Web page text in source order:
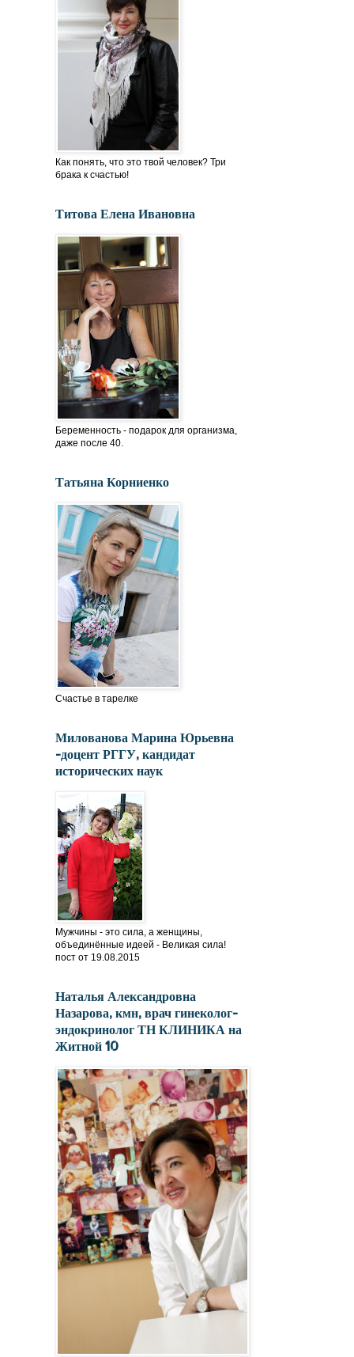
Как понять, что это твой человек? Три
брака к счастью!
Титова Елена Ивановна
Беременность - подарок для организма,
даже после 40.
Татьяна Корниенко
Счастье в тарелке
Милованова Марина Юрьевна
-доцент РГГУ, кандидат
исторических наук
Мужчины - это сила, а женщины,
объединённые идеей - Великая сила!
пост от 19.08.2015
Наталья Александровна
Назарова, кмн, врач гинеколог-
эндокринолог ТН КЛИНИКА на
Житной 10